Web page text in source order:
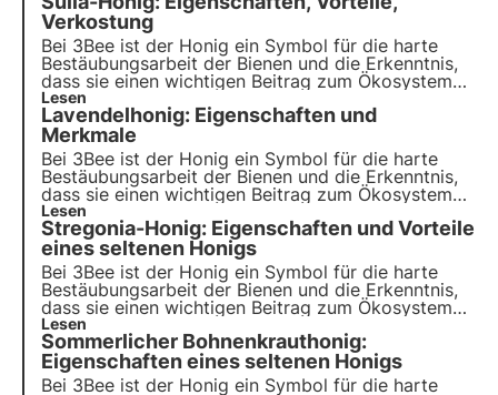
Verkostung
Bei 3Bee ist der Honig ein Symbol für die harte
Bestäubungsarbeit der Bienen und die Erkenntnis,
dass sie einen wichtigen Beitrag zum Ökosystem
leisten. Unsere Projekte unterstützen die
Artenvielfalt und sorgen durch unsere Züchter für
eine gesunde Umwelt für Bestäuber.
Lesen
Lavendelhonig: Eigenschaften und
Merkmale
Bei 3Bee ist der Honig ein Symbol für die harte
Bestäubungsarbeit der Bienen und die Erkenntnis,
dass sie einen wichtigen Beitrag zum Ökosystem
leisten. Unsere Projekte unterstützen die
biologische Vielfalt und sorgen durch unsere
Züchter für eine gesunde Umwelt für Bestäuber.
Lesen
Stregonia-Honig: Eigenschaften und Vorteile
eines seltenen Honigs
Bei 3Bee ist der Honig ein Symbol für die harte
Bestäubungsarbeit der Bienen und die Erkenntnis,
dass sie einen wichtigen Beitrag zum Ökosystem
leisten. Unsere Projekte unterstützen die
biologische Vielfalt und sorgen durch unsere
Züchter für eine gesunde Umwelt für Bestäuber.
Lesen
Sommerlicher Bohnenkrauthonig:
Eigenschaften eines seltenen Honigs
Bei 3Bee ist der Honig ein Symbol für die harte